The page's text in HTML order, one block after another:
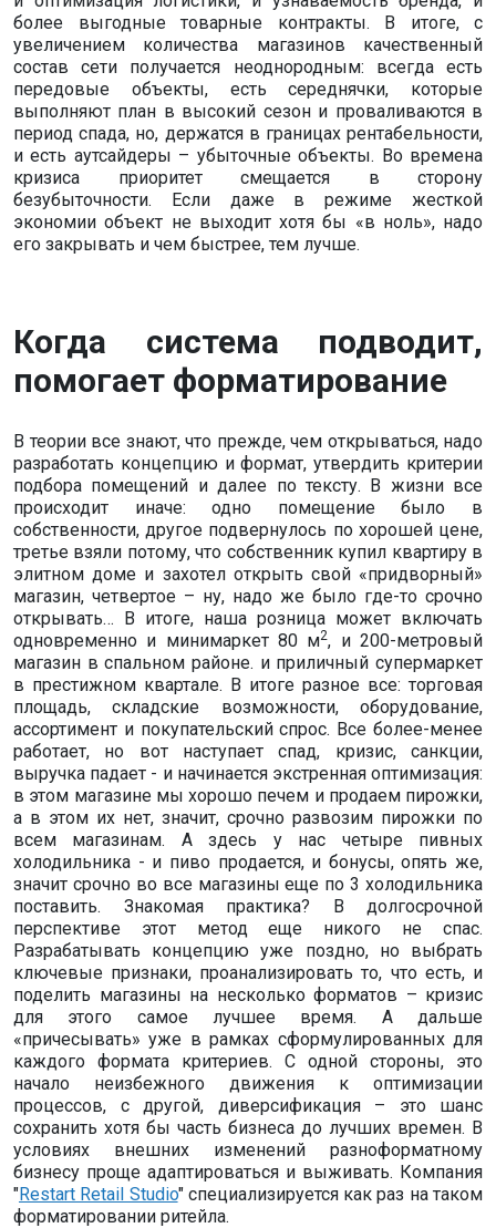
более выгодные товарные контракты. В итоге, с
увеличением количества магазинов качественный
состав сети получается неоднородным: всегда есть
передовые объекты, есть середнячки, которые
выполняют план в высокий сезон и проваливаются в
период спада, но, держатся в границах рентабельности,
и есть аутсайдеры – убыточные объекты. Во времена
кризиса приоритет смещается в сторону
безубыточности. Если даже в режиме жесткой
экономии объект не выходит хотя бы «в ноль», надо
его закрывать и чем быстрее, тем лучше.
Когда система подводит,
помогает форматирование
В теории все знают, что прежде, чем открываться, надо
разработать концепцию и формат, утвердить критерии
подбора помещений и далее по тексту. В жизни все
происходит иначе: одно помещение было в
собственности, другое подвернулось по хорошей цене,
третье взяли потому, что собственник купил квартиру в
элитном доме и захотел открыть свой «придворный»
магазин, четвертое – ну, надо же было где-то срочно
открывать… В итоге, наша розница может включать
одновременно и минимаркет 80 м2, и 200-метровый
магазин в спальном районе. и приличный супермаркет
в престижном квартале. В итоге разное все: торговая
площадь, складские возможности, оборудование,
ассортимент и покупательский спрос. Все более-менее
работает, но вот наступает спад, кризис, санкции,
выручка падает - и начинается экстренная оптимизация:
в этом магазине мы хорошо печем и продаем пирожки,
а в этом их нет, значит, срочно развозим пирожки по
всем магазинам. А здесь у нас четыре пивных
холодильника - и пиво продается, и бонусы, опять же,
значит срочно во все магазины еще по 3 холодильника
поставить. Знакомая практика? В долгосрочной
перспективе этот метод еще никого не спас.
Разрабатывать концепцию уже поздно, но выбрать
ключевые признаки, проанализировать то, что есть, и
поделить магазины на несколько форматов – кризис
для этого самое лучшее время. А дальше
«причесывать» уже в рамках сформулированных для
каждого формата критериев. С одной стороны, это
начало неизбежного движения к оптимизации
процессов, с другой, диверсификация – это шанс
сохранить хотя бы часть бизнеса до лучших времен. В
условиях внешних изменений разноформатному
бизнесу проще адаптироваться и выживать. Компания
"Restart Retail Studio" специализируется как раз на таком
форматировании ритейла.